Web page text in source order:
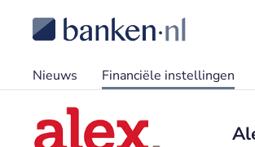
Nieuws Financiële instellingen